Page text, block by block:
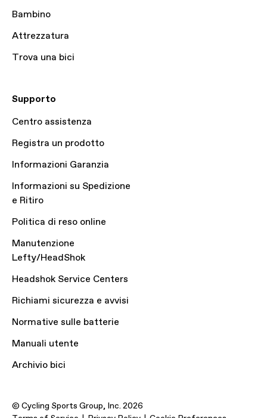
Bambino
Attrezzatura
Trova una bici
Supporto
Centro assistenza
Registra un prodotto
Informazioni Garanzia
Informazioni su Spedizione
e Ritiro
Politica di reso online
Manutenzione
Lefty/HeadShok
Headshok Service Centers
Richiami sicurezza e avvisi
Normative sulle batterie
Manuali utente
Archivio bici
© Cycling Sports Group, Inc. 2026